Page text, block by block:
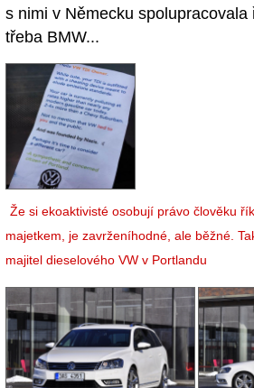
s nimi v Německu spolupracovala
třeba BMW...
Že si ekoaktivisté osobují právo člověku
majetkem, je zavrženíhodné, ale běžné.
majitel dieselového VW v Portlandu